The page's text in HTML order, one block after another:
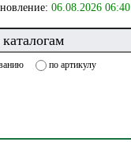
по артикулу
06.08.2026 06:40